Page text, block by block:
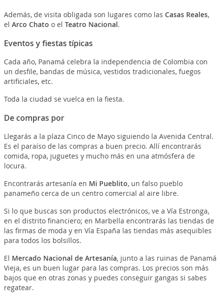
Además, de visita obligada son lugares como las Casas Reales,
el Arco Chato o el Teatro Nacional.
Eventos y fiestas típicas
Cada año, Panamá celebra la independencia de Colombia con
un desfile, bandas de música, vestidos tradicionales, fuegos
artificiales, etc.
Toda la ciudad se vuelca en la fiesta.
De compras por
Llegarás a la plaza Cinco de Mayo siguiendo la Avenida Central.
Es el paraíso de las compras a buen precio. Allí encontrarás
comida, ropa, juguetes y mucho más en una atmósfera de
locura.
Encontrarás artesanía en Mi Pueblito, un falso pueblo
panameño cerca de un centro comercial al aire libre.
Si lo que buscas son productos electrónicos, ve a Vía Estronga,
en el distrito financiero; en Marbella encontrarás las tiendas de
las firmas de moda y en Vía España las tiendas más asequibles
para todos los bolsillos.
El Mercado Nacional de Artesanía, junto a las ruinas de Panamá
Vieja, es un buen lugar para las compras. Los precios son más
bajos que en otras zonas y puedes conseguir gangas si sabes
regatear.